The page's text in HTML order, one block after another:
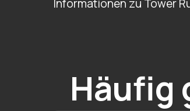
Informationen zu Tower
Häufig